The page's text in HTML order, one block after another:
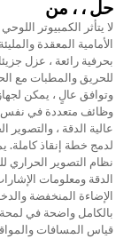
حل ، ، من
لا يتأثر الكمبيوتر
الأمامية المعقدة
بحرفية رائعة ، عزل
للحريق والمطبات مع
وتوافق عالٍ ، يمكن
وظائف متعددة في
عالية الدقة ،
نظام التصوير الحراري
الدقة ومعلومات
الإضاءة المنخفضة
قياس المسافات